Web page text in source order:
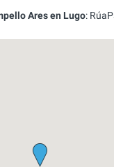
Ares en Lugo: